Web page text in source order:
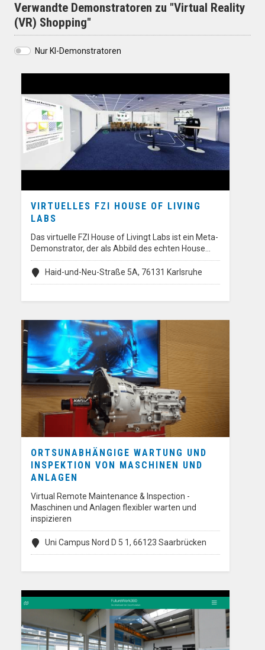
Verwandte Demonstratoren zu "Virtual Reality
(VR) Shopping"
Nur KI-Demonstratoren
VIRTUELLES FZI HOUSE OF LIVING
LABS
Das virtuelle FZI House of Livingt Labs ist ein Meta-
Demonstrator, der als Abbild des echten House…
Haid-und-Neu-Straße 5A, 76131 Karlsruhe
ORTSUNABHÄNGIGE WARTUNG UND
INSPEKTION VON MASCHINEN UND
ANLAGEN
Virtual Remote Maintenance & Inspection -
Maschinen und Anlagen flexibler warten und
inspizieren
Uni Campus Nord D 5 1, 66123 Saarbrücken